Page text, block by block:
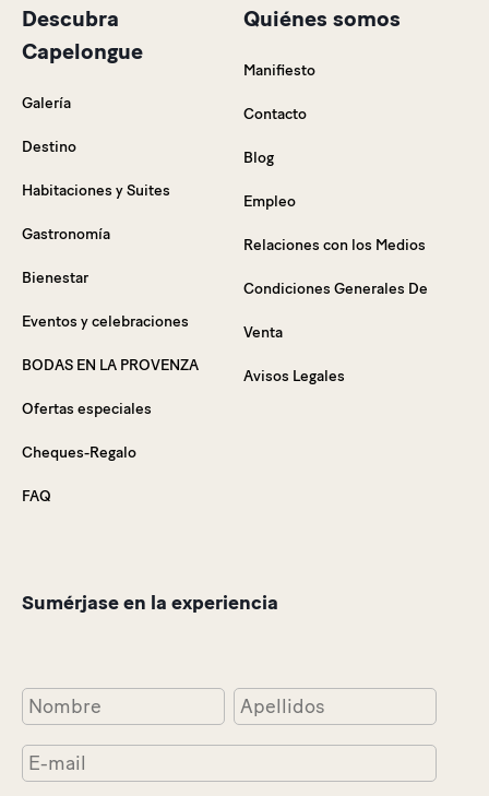
Descubra
Capelongue
Galería
Destino
Habitaciones y Suites
Gastronomía
Bienestar
Eventos y celebraciones
BODAS EN LA PROVENZA
Ofertas especiales
Cheques-Regalo
FAQ
Quiénes somos
Manifiesto
Contacto
Blog
Empleo
Relaciones con los Medios
Condiciones Generales De
Venta
Avisos Legales
Sumérjase en la experiencia